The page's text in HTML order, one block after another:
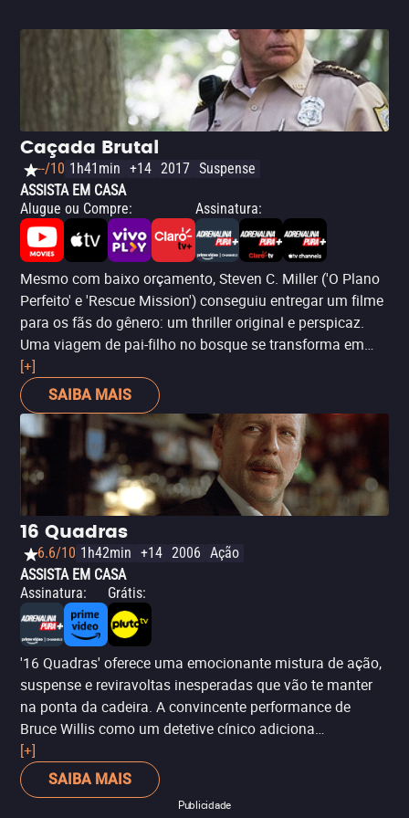
Caçada Brutal
--/10 1h41min +14 2017 Suspense
ASSISTA EM CASA
Alugue ou Compre: Assinatura:
Mesmo com baixo orçamento, Steven C. Miller ('O Plano
Perfeito' e 'Rescue Mission') conseguiu entregar um filme
para os fãs do gênero: um thriller original e perspicaz.
Uma viagem de pai-filho no bosque se transforma em
uma caça frenética quando o menino é sequestrado.
Com Hayden Christensen e Bruce Willis.
[+]
SAIBA MAIS
16 Quadras
6.6/10 1h42min +14 2006 Ação
ASSISTA EM CASA
Assinatura: Grátis:
'16 Quadras' oferece uma emocionante mistura de ação,
suspense e reviravoltas inesperadas que vão te manter
na ponta da cadeira. A convincente performance de
Bruce Willis como um detetive cínico adiciona
profundidade à emocionante trama, enquanto a
interpretação de Mos Def como o testemunha traz um
toque de vulnerabilidade para a mistura. Esta é uma
[+]
SAIBA MAIS
Publicidade